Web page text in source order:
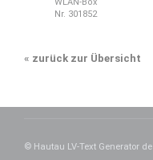
WLAN-Box
Nr. 301852
« zurück zur Übersicht
© Hautau LV-Text Generator de